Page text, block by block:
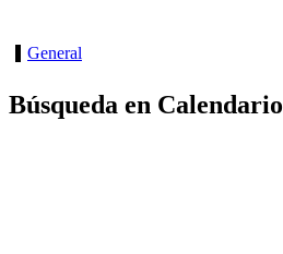
General
Búsqueda en Calendario